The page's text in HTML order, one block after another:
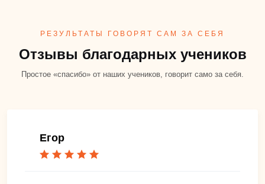
РЕЗУЛЬТАТЫ ГОВОРЯТ САМ ЗА СЕБЯ
Отзывы благодарных учеников
Простое «спасибо» от наших учеников, говорит само за себя.
Егор